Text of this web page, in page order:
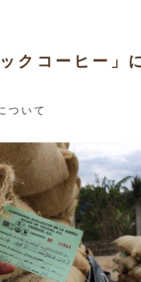
クコーヒー」
ついて